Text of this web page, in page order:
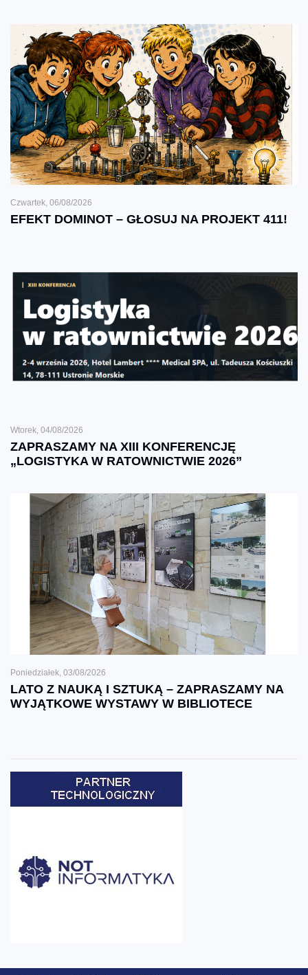
Czwartek, 06/08/2026
EFEKT DOMINOT – GŁOSUJ NA PROJEKT 411!
Wtorek, 04/08/2026
ZAPRASZAMY NA XIII KONFERENCJĘ
„LOGISTYKA W RATOWNICTWIE 2026”
Poniedziałek, 03/08/2026
LATO Z NAUKĄ I SZTUKĄ – ZAPRASZAMY NA
WYJĄTKOWE WYSTAWY W BIBLIOTECE